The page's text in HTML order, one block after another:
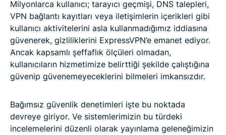
Milyonlarca kullanıcı; tarayıcı geçmişi, DNS talepleri,
VPN bağlantı kayıtları veya iletişimlerin içerikleri gibi
kullanıcı aktivitelerini asla kullanmadığımız iddiasına
güvenerek, gizliliklerini ExpressVPN’e emanet ediyor.
Ancak kapsamlı şeffaflık ölçüleri olmadan,
kullanıcıların hizmetimize belirttiği şekilde çalıştığına
güvenip güvenemeyeceklerini bilmeleri imkansızdır.
Bağımsız güvenlik denetimleri işte bu noktada
devreye giriyor. Ve sistemlerimizin bu türdeki
incelemelerini düzenli olarak yayınlama geleneğimizin